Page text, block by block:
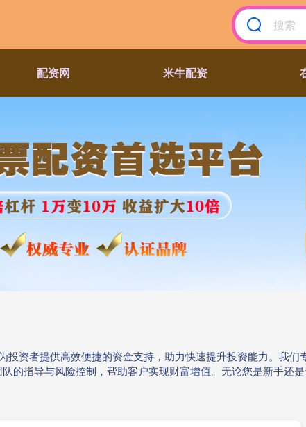
配资网 米牛配资
资者提供高效便捷的资金支持，助力快速提升投资能力。我
的指导与风险控制，帮助客户实现财富增值。无论您是新手还